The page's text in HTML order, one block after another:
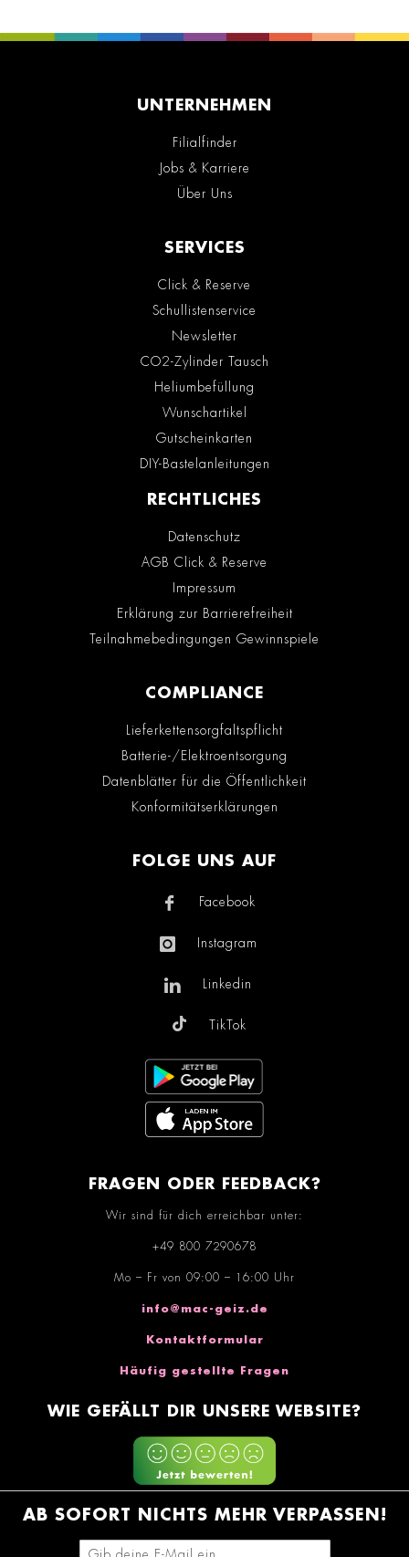
UNTERNEHMEN
Filialfinder
Jobs & Karriere
Über Uns
SERVICES
Click & Reserve
Schullistenservice
Newsletter
CO2-Zylinder Tausch
Heliumbefüllung
Wunschartikel
Gutscheinkarten
DIY-Bastelanleitungen
RECHTLICHES
Datenschutz
AGB Click & Reserve
Impressum
Erklärung zur Barrierefreiheit
Teilnahmebedingungen Gewinnspiele
COMPLIANCE
Lieferkettensorgfaltspflicht
Batterie-/Elektroentsorgung
Datenblätter für die Öffentlichkeit
Konformitätserklärungen
FOLGE UNS AUF
Facebook
Instagram
Linkedin
TikTok
FRAGEN ODER FEEDBACK?
Wir sind für dich erreichbar unter:
+49 800 7290678
Mo – Fr von 09:00 – 16:00 Uhr
info@mac-geiz.de
Kontaktformular
Häufig gestellte Fragen
WIE GEFÄLLT DIR UNSERE WEBSITE?
AB SOFORT NICHTS MEHR VERPASSEN!
E-Mail-Adresse eingeben